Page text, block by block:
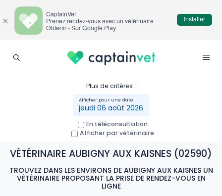
Plus de critères :
jeudi 06 août 2026
En téléconsultation
Afficher par vétérinaire
VÉTÉRINAIRE AUBIGNY AUX KAISNES (02590)
TROUVEZ DANS LES ENVIRONS DE AUBIGNY AUX KAISNES UN
VÉTÉRINAIRE PROPOSANT LA PRISE DE RENDEZ-VOUS EN
LIGNE
×
CaptainVet
Prenez rendez-vous avec un vétérinaire
Obtenir - Sur Google Play
Installer